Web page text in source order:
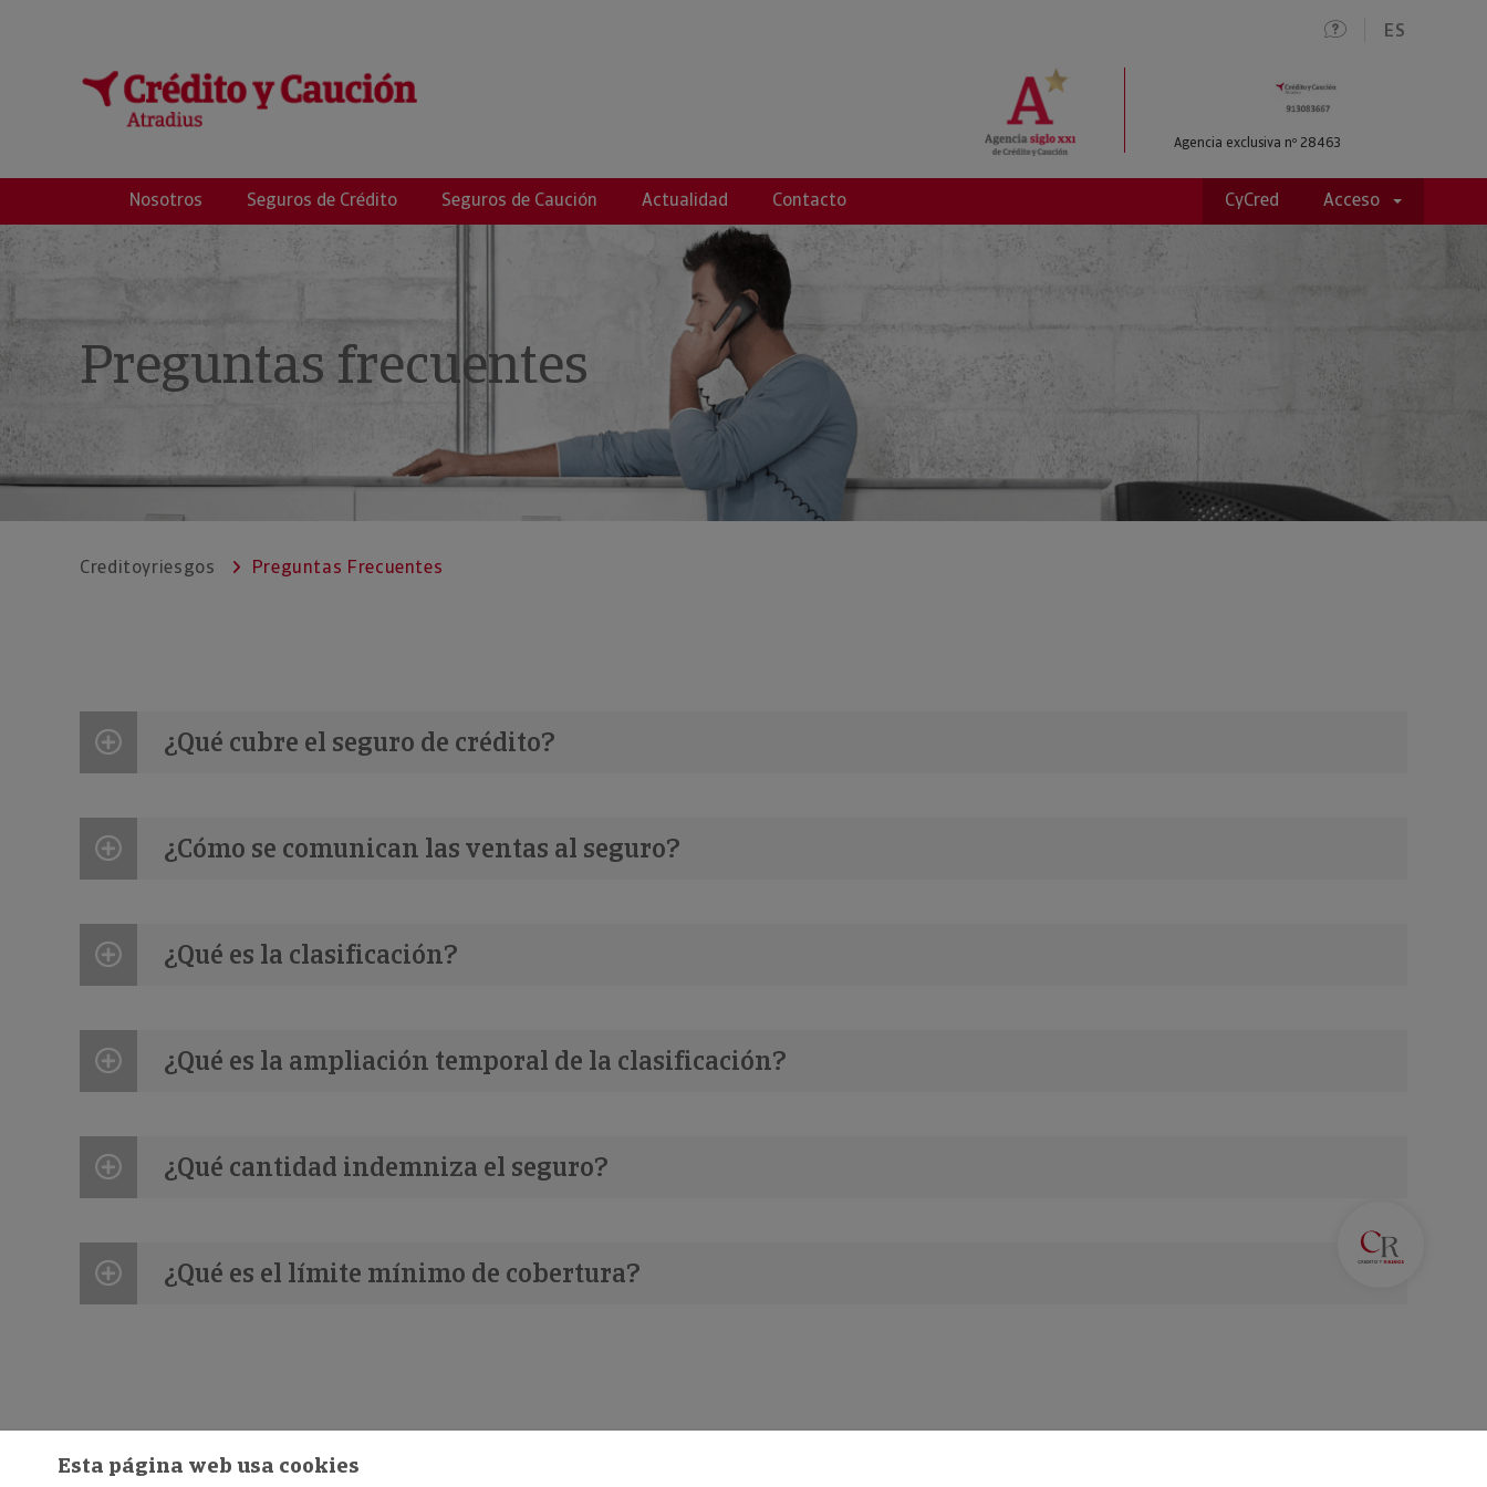
ES
Crédito y Riesgos Agencia exclusiva nº 28463
Nosotros Seguros de Crédito Seguros de Caución Actualidad Contacto CyCred Acceso
Preguntas frecuentes
Creditoyriesgos Preguntas Frecuentes
¿Qué cubre el seguro de crédito?
¿Cómo se comunican las ventas al seguro?
¿Qué es la clasificación?
¿Qué es la ampliación temporal de la clasificación?
¿Qué cantidad indemniza el seguro?
¿Qué es el límite mínimo de cobertura?
Esta página web usa cookies